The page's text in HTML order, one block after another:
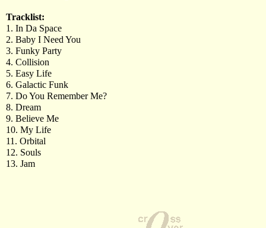
Tracklist:
1. In Da Space
2. Baby I Need You
3. Funky Party
4. Collision
5. Easy Life
6. Galactic Funk
7. Do You Remember Me?
8. Dream
9. Believe Me
10. My Life
11. Orbital
12. Souls
13. Jam